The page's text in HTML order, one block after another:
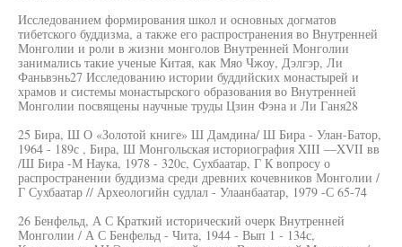
Исследованием формирования школ и основных догматов
тибетского буддизма, а также его распространения во Внутренней
Монголии и роли в жизни монголов Внутренней Монголии
занимались такие ученые Китая, как Мяо Чжоу, Дэлгэр, Ли
Фаньвэнь27 Исследованию истории буддийских монастырей и
храмов и системы монастырского образования во Внутренней
Монголии посвящены научные труды Цзин Фэна и Ли Ганя28
25 Бира, Ш О «Золотой книге» Ш Дамдина/ Ш Бира - Улан-Батор,
1964 - 189с , Бира, Ш Монгольская историография XIII —XVII вв
/Ш Бира -М Наука, 1978 - 320с, Сухбаатар, Г К вопросу о
распространении буддизма среди древних кочевников Монголии /
Г Сухбаатар // Археологийн судлал - Улаанбаатар, 1979 -С 65-74
26 Бенфельд, А С Краткий исторический очерк Внутренней
Монголии / А С Бенфельд - Чита, 1944 - Вып 1 - 134с,